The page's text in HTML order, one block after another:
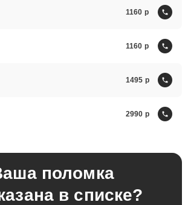
1160
1160
1495
2990
поломка
в списке?